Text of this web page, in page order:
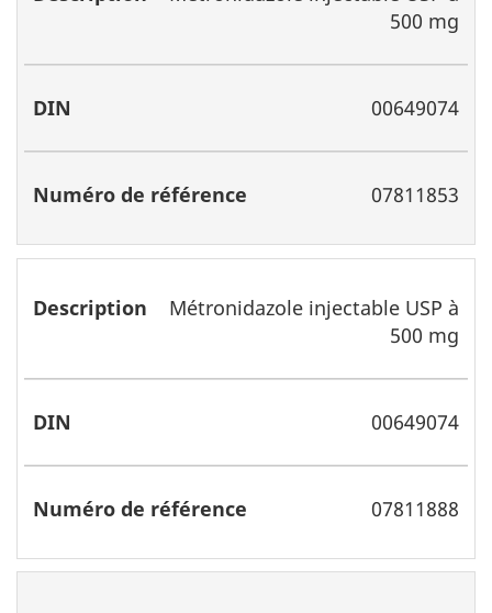
500 mg
00649074
07811853
Métronidazole injectable USP à
500 mg
00649074
07811888